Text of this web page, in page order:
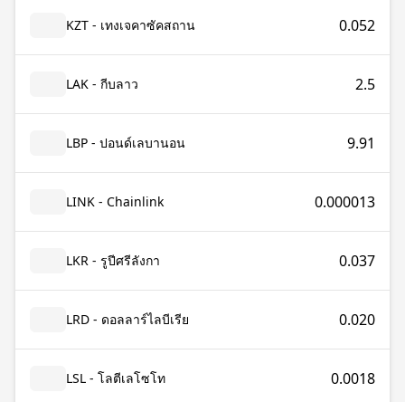
KZT - เทงเจคาซัคสถาน 0.052
LAK - กีบลาว 2.5
LBP - ปอนด์เลบานอน 9.91
LINK - Chainlink 0.000013
LKR - รูปีศรีลังกา 0.037
LRD - ดอลลาร์ไลบีเรีย 0.020
LSL - โลตีเลโซโท 0.0018